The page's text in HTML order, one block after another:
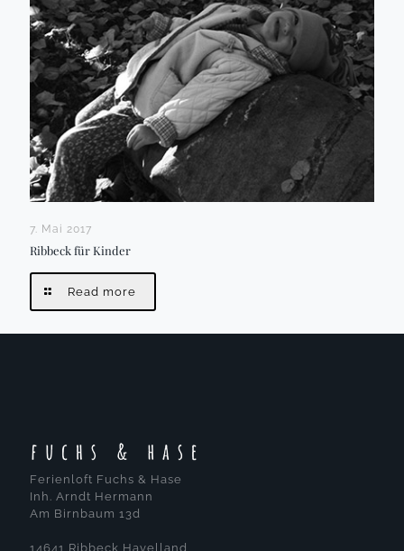
7. Mai 2017
Ribbeck für Kinder
Read more
Ferienloft Fuchs & Hase
Inh. Arndt Hermann
Am Birnbaum 13d
14641 Ribbeck Havelland